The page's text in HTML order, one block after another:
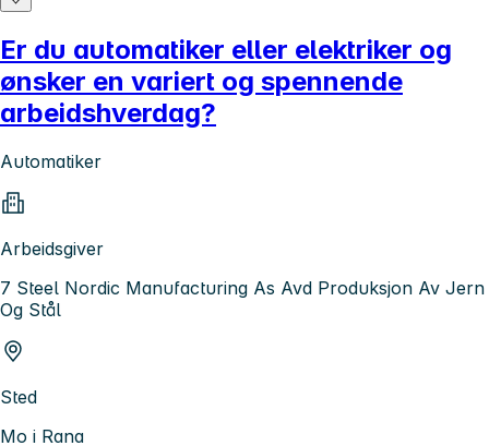
Er du automatiker eller elektriker og
ønsker en variert og spennende
arbeidshverdag?
Automatiker
Arbeidsgiver
7 Steel Nordic Manufacturing As Avd Produksjon Av Jern
Og Stål
Sted
Mo i Rana